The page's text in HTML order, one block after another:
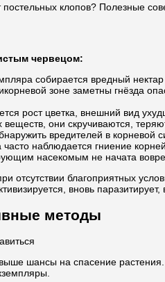
постельных клопов? Полезные
червецом:
собирается вредный
зоне заметны гнёзда
рост цветка, внешний вид
веществ, они скручиваются,
вредителей в
наблюдается гниение
насекомым не начата
отсутствии благоприятных
вновь паразитирует,
методы
шансы на спасение растения.